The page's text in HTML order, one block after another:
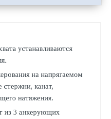
устанавливаются
на напрягаемом
стержни, канат,
натяжения.
из 3 анкерующих